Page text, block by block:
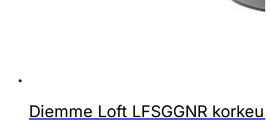
Diemme Loft LFSGGNR